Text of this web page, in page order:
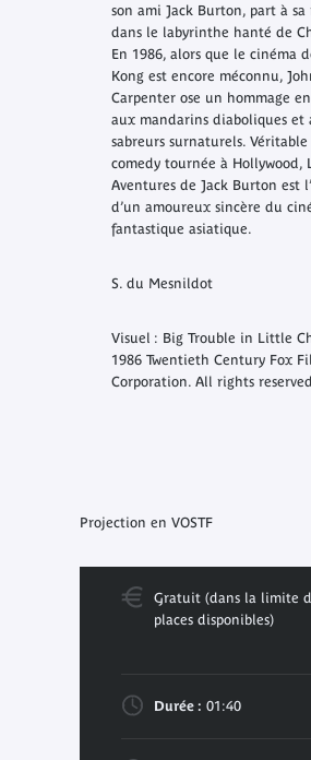
son ami Jack Burton, part à sa
dans le labyrinthe hanté de
En 1986, alors que le cinéma
Kong est encore méconnu,
Carpenter ose un hommage
aux mandarins diaboliques et
sabreurs surnaturels. Véritable
comedytournée à Hollywood,
Aventures de Jack Burton est
d’un amoureux sincère du
fantastique asiatique.
S. du Mesnildot
Visuel : Big Trouble in Little
1986 Twentieth Century Fox
Corporation. All rights reserved
Projection en VOSTF
Gratuit (dans la limite
places disponibles)
Durée : 01:40